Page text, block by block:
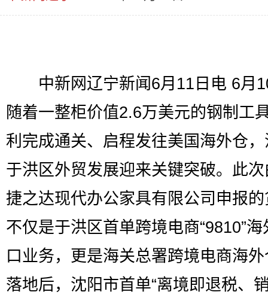
中新网辽宁新闻6月11日电 6月
随着一整柜价值2.6万美元的钢制工
利完成通关、启程发往美国海外仓
于洪区外贸发展迎来关键突破。此
捷之达现代办公家具有限公司申报
不仅是于洪区首单跨境电商“9810”
口业务，更是海关总署跨境电商海
落地后，沈阳市首单“离境即退税、